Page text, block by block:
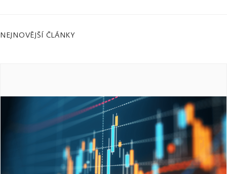
NEJNOVĚJŠÍ ČLÁNKY